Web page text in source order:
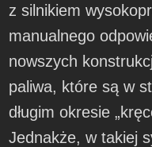
z silnikiem
manualnego
nowszych
paliwa, które są w
długim okresie
Jednakże, w takiej